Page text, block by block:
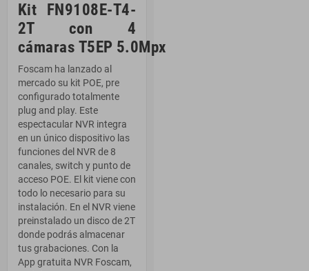
Kit FN9108E-T4-
2T con 4
cámaras T5EP 5.0Mpx
Foscam ha lanzado al
mercado su kit POE, pre
configurado totalmente
plug and play. Este
espectacular NVR integra
en un único dispositivo las
funciones del NVR de 8
canales, switch y punto de
acceso POE. El kit viene con
todo lo necesario para su
instalación. En el NVR viene
preinstalado un disco de 2T
donde podrás almacenar
tus grabaciones. Con la
App gratuita NVR Foscam,